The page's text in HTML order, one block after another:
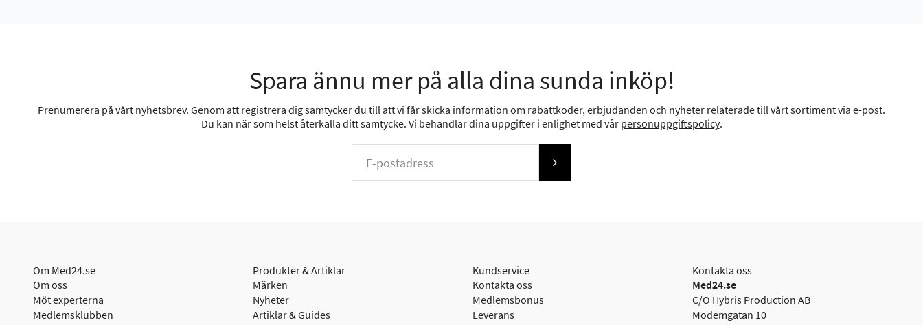
Spara ännu mer på alla dina sunda inköp!
Prenumerera på vårt nyhetsbrev. Genom att registrera dig samtycker du till att vi får skicka information om rabattkoder, erbjudanden och nyheter relaterade till vårt sortiment via e-post.
Du kan när som helst återkalla ditt samtycke. Vi behandlar dina uppgifter i enlighet med vår personuppgiftspolicy.
Om Med24.se
Om oss
Möt experterna
Medlemsklubben
Produkter & Artiklar
Märken
Nyheter
Artiklar & Guides
Kundservice
Kontakta oss
Medlemsbonus
Leverans
Kontakta oss
Med24.se
C/O Hybris Production AB
Modemgatan 10